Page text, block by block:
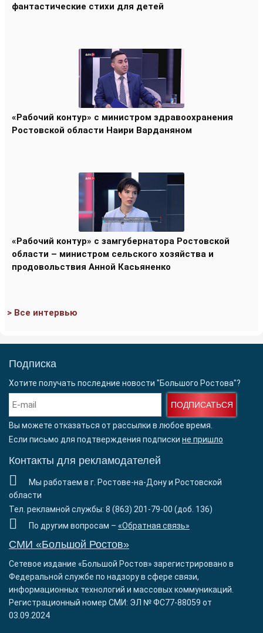
фантастические стихи для детей
«Рабочий контур» с министром здравоохранения
Ростовской области Наири Варданяном
«Рабочий контур» с замгубернатора Ростовской
области – министром сельского хозяйства и
продовольствия Анной Касьяненко
> Все интервью
Подписка
Хотите получать последние новости "Большого Ростова"?
ПОДПИСАТЬСЯ
Вы можете отказаться от рассылки в любое время.
Если письмо для подтверждения подписки не пришло
Контакты для рекламодателей
Мы работаем в г. Ростове-на-Дону и Ростовской
области
Тел. рекламной службы: 8 (863) 201-79-00 (доб. 136)
По другим вопросам – «Обратная связь»
СМИ «Большой Ростов»
Сетевое издание «Большой Ростов» зарегистрировано в
Федеральной службе по надзору в сфере связи,
информационных технологий и массовых коммуникаций.
Регистрационный номер СМИ: ЭЛ № ФС77-88059 от
03.09.2024